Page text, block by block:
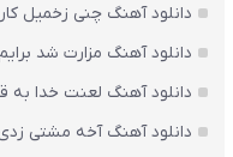
دانلود آهنگ چنی زخمیل
دانلود آهنگ مزارت شد
دانلود آهنگ لعنت خدا
دانلود آهنگ آخه مشتی